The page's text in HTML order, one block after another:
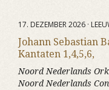
17. DEZEMBER 2026 ·
Johann Sebastian
Kantaten 1,4,5,6,
Noord Nederlands
Noord Nederlands